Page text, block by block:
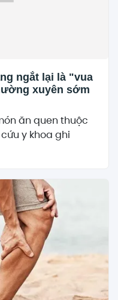
ngắt lại là "vua
xuyên sớm
ăn quen thuộc
y khoa ghi